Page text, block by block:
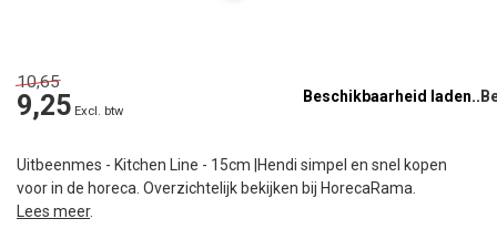
10,65
9,25 Excl. btw
Beschikbaarheid laden..
Uitbeenmes - Kitchen Line - 15cm |Hendi simpel en snel kopen
voor in de horeca. Overzichtelijk bekijken bij HorecaRama.
Lees meer.